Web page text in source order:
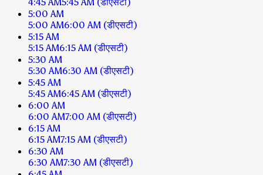
5:00 AM
5:00 AM6:00 AM (डीएसटी)
5:15 AM
5:15 AM6:15 AM (डीएसटी)
5:30 AM
5:30 AM6:30 AM (डीएसटी)
5:45 AM
5:45 AM6:45 AM (डीएसटी)
6:00 AM
6:00 AM7:00 AM (डीएसटी)
6:15 AM
6:15 AM7:15 AM (डीएसटी)
6:30 AM
6:30 AM7:30 AM (डीएसटी)